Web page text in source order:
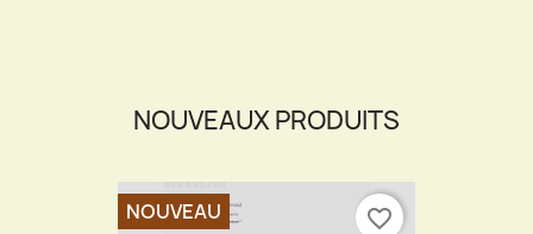
NOUVEAUX PRODUITS
NOUVEAU favorite_border